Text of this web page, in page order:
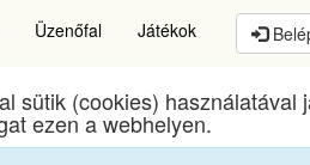
Üzenőfal Játékok
Református Kollégium
sütik (cookies)
ezen a webhelyen.